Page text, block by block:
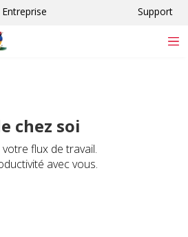
Entreprise Support
chez soi
flux de travail.
avec vous.